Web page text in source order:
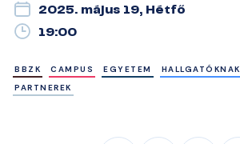
2025. május 19, Hétfő
19:00
BBZK CAMPUS EGYETEM HALLGATÓKNAK
PARTNEREK